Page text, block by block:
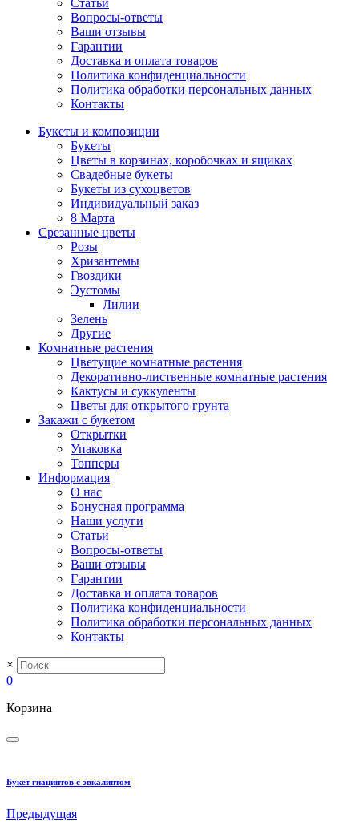
Статьи
Вопросы-ответы
Ваши отзывы
Гарантии
Доставка и оплата товаров
Политика конфиденциальности
Политика обработки персональных данных
Контакты
Букеты и композиции
Букеты
Цветы в корзинах, коробочках и ящиках
Свадебные букеты
Букеты из сухоцветов
Индивидуальный заказ
8 Марта
Срезанные цветы
Розы
Хризантемы
Гвоздики
Эустомы
Лилии
Зелень
Другие
Комнатные растения
Цветущие комнатные растения
Декоративно-лиственные комнатные растения
Кактусы и суккуленты
Цветы для открытого грунта
Закажи с букетом
Открытки
Упаковка
Топперы
Информация
О нас
Бонусная программа
Наши услуги
Статьи
Вопросы-ответы
Ваши отзывы
Гарантии
Доставка и оплата товаров
Политика конфиденциальности
Политика обработки персональных данных
Контакты
×
0
Корзина
Букет гиацинтов с эвкалиптом
Предыдущая